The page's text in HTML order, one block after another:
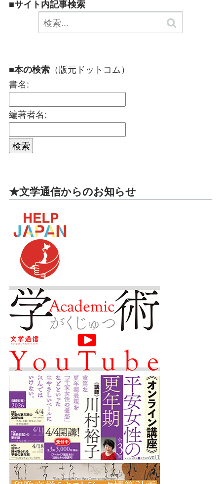
■サイト内記事検索
■本の検索 （版元ドットコム）
書名:
編著者名:
★文学通信からのお知らせ